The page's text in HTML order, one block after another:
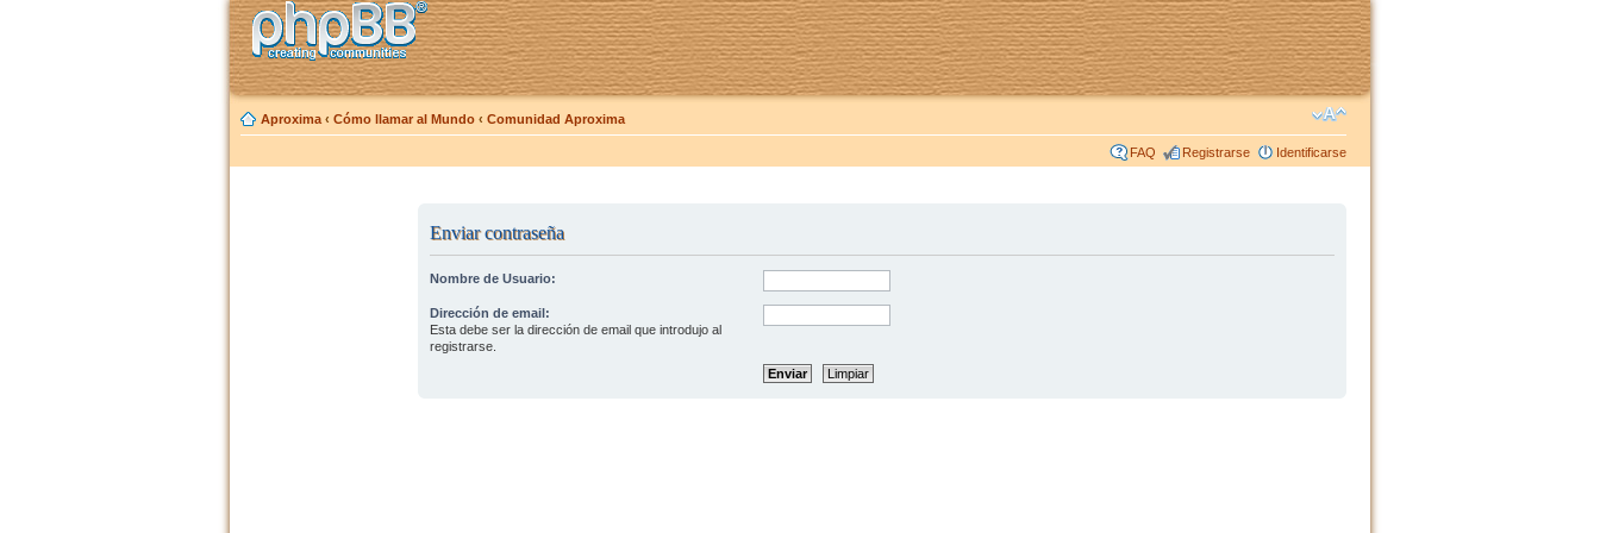
Aproxima ‹ Cómo llamar al Mundo ‹ Comunidad Aproxima
FAQ Registrarse Identificarse
Enviar contraseña
Nombre de Usuario:
Dirección de email:
Esta debe ser la dirección de email que introdujo al
registrarse.